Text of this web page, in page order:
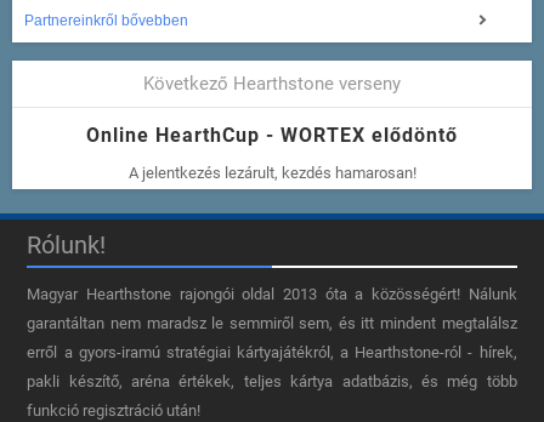
Partnereinkről bővebben
Következő Hearthstone verseny
Online HearthCup - WORTEX elődöntő
A jelentkezés lezárult, kezdés hamarosan!
Rólunk!
Magyar Hearthstone​ rajongói oldal 2013 óta a közösségért! Nálunk
garantáltan nem maradsz le semmiről sem, és itt mindent megtalálsz
erről a gyors-iramú stratégiai kártyajátékról, a Hearthstone-ról - hírek,
pakli készítő, aréna értékek, teljes kártya adatbázis, és még több
funkció regisztráció után!